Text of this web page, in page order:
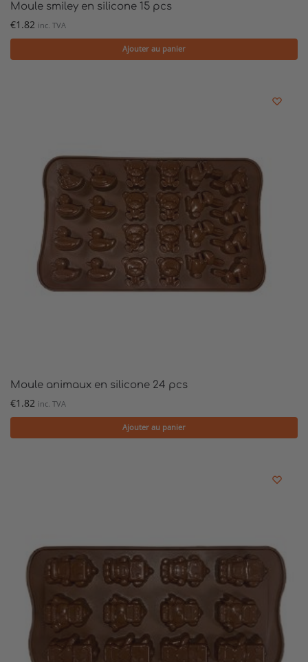
Moule smiley en silicone 15 pcs
€1.82 inc. TVA
Ajouter au panier
Moule animaux en silicone 24 pcs
€1.82 inc. TVA
Ajouter au panier